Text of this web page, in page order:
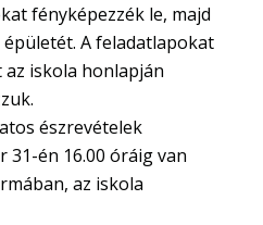
fényképezzék le, majd
A feladatlapokat
iskola honlapján
észrevételek
31-én 16.00 óráig van
az iskola